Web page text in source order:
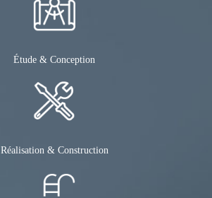
Étude & Conception
Réalisation & Construction